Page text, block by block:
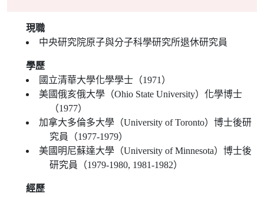
現職
中央研究院原子與分子科學研究所退休研究員
學歷
國立清華大學化學學士（1971）
美國俄亥俄大學（Ohio State University）化學博士
（1977）
加拿大多倫多大學（University of Toronto）博士後研
究員（1977-1979）
美國明尼蘇達大學（University of Minnesota）博士後
研究員（1979-1980, 1981-1982）
經歷